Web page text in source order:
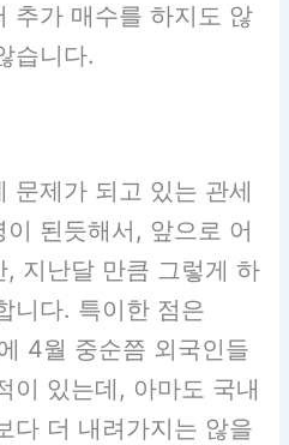
추가 매수를 하지도 않
습니다.
문제가 되고 있는 관세
된듯해서, 앞으로 어
지난달 만큼 그렇게 하
니다. 특이한 점은
4월 중순쯤 외국인들
이 있는데, 아마도 국내
다 더 내려가지는 않을